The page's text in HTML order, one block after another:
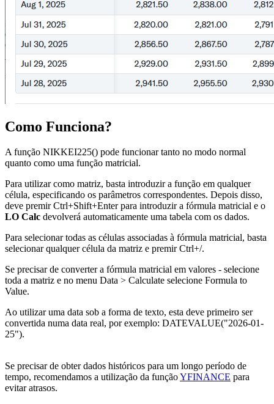
Como Funciona?
A função NIKKEI225() pode funcionar tanto no modo normal
quanto como uma função matricial.
Para utilizar como matriz, basta introduzir a função em qualquer
célula, especificando os parâmetros correspondentes. Depois disso,
deve premir Ctrl+Shift+Enter para introduzir a fórmula matricial e o
LO Calc devolverá automaticamente uma tabela com os dados.
Para selecionar todas as células associadas à fórmula matricial, basta
selecionar qualquer célula da matriz e premir Ctrl+/.
Se precisar de converter a fórmula matricial em valores - selecione
toda a matriz e no menu Data > Calculate selecione Formula to
Value.
Ao utilizar uma data sob a forma de texto, esta deve primeiro ser
convertida numa data real, por exemplo: DATEVALUE("2026-01-
25").
Se precisar de obter dados históricos para um longo período de
tempo, recomendamos a utilização da funçãoYFINANCE para
evitar atrasos.